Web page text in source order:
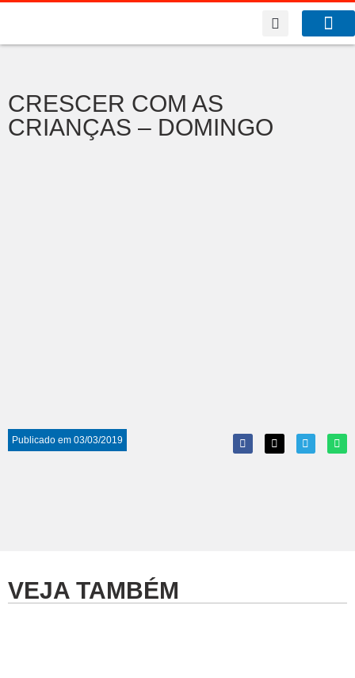
CRESCER COM AS
CRIANÇAS – DOMINGO
Publicado em 03/03/2019
VEJA TAMBÉM